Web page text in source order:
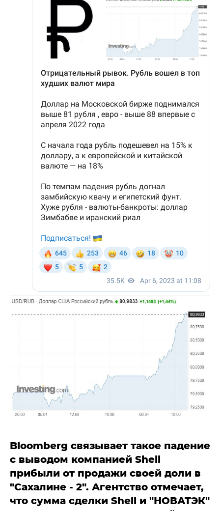
Bloomberg связывает такое падение
с выводом компанией Shell
прибыли от продажи своей доли в
"Сахалине - 2". Агентство отмечает,
что сумма сделки Shell и "НОВАТЭК"